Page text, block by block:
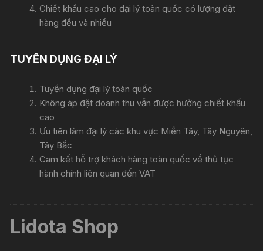
Chiết khấu cao cho đại lý toàn quốc có lượng đặt
hàng đều và nhiều
TUYỂN DỤNG ĐẠI LÝ
Tuyển dụng đại lý toàn quốc
Không áp đặt doanh thu vẫn được hưởng chiết khấu
cao
Ưu tiên làm đại lý các khu vực Miền Tây, Tây Nguyên,
Tây Bắc
Cam kết hỗ trợ khách hàng toàn quốc về thủ tục
hành chính liên quan đến VAT
Lidota Shop